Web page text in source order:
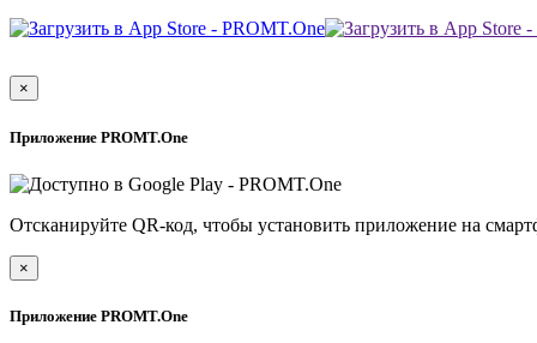
×
Приложение PROMT.One
Отсканируйте QR-код, чтобы установить приложение на
×
Приложение PROMT.One